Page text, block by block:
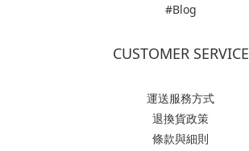
#Blog
CUSTOMER SERVICE
運送服務方式
退換貨政策
條款與細則